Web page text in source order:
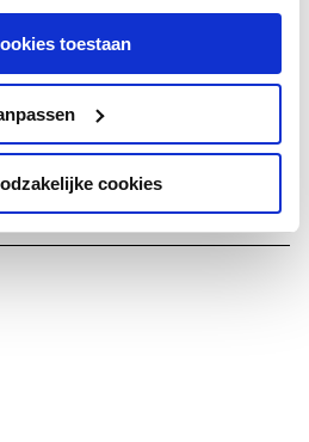
toestaan
cookies